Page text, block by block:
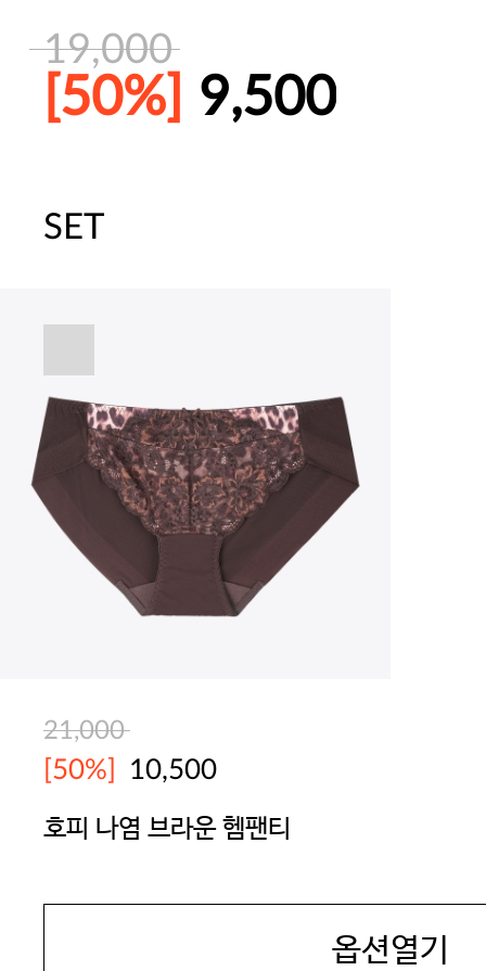
19,000
[50%] 9,500
주말특가 20%(8.7~8.9)/5만원 이
[썸머블프] 2만원 할인 쿠폰(8.1~31)
SET
21,000
[50%] 10,500
호피 나염 브라운 헴팬티
옵션열기